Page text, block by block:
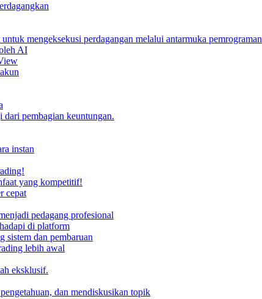
mengeksekusi perdagangan melalui antarmuka pemrograman
AI
pembagian keuntungan.
instan
yang kompetitif!
cepat
pedagang profesional
di platform
sistem dan pembaruan
lebih awal
eksklusif.
dan mendiskusikan topik